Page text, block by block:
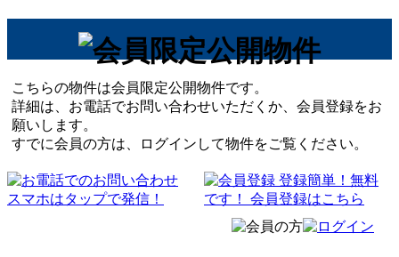
こちらの物件は会員限定公開物件です。
詳細は、お電話でお問い合わせいただくか、会員登録をお
願いします。
すでに会員の方は、ログインして物件をご覧ください。